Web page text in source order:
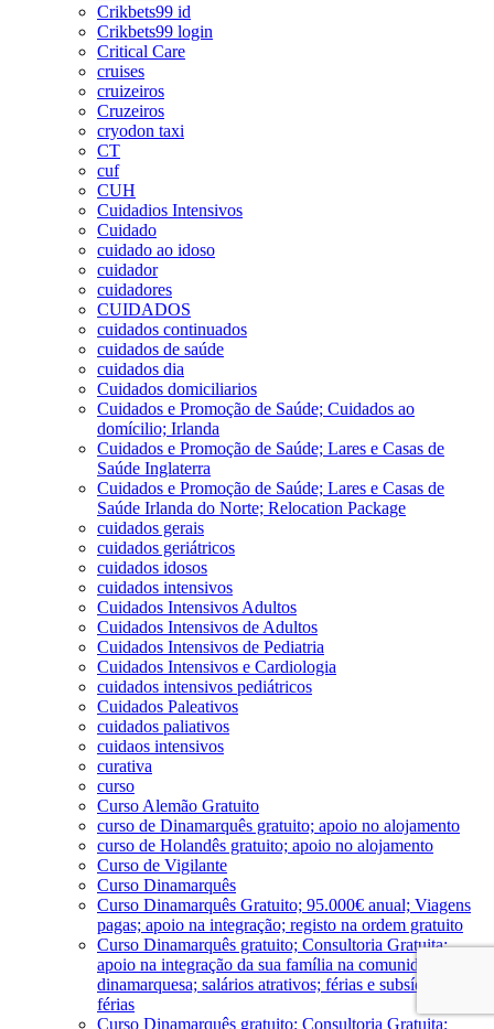
Crikbets99 id
Crikbets99 login
Critical Care
cruises
cruizeiros
Cruzeiros
cryodon taxi
CT
cuf
CUH
Cuidadios Intensivos
Cuidado
cuidado ao idoso
cuidador
cuidadores
CUIDADOS
cuidados continuados
cuidados de saúde
cuidados dia
Cuidados domiciliarios
Cuidados e Promoção de Saúde; Cuidados ao
domícilio; Irlanda
Cuidados e Promoção de Saúde; Lares e Casas de
Saúde Inglaterra
Cuidados e Promoção de Saúde; Lares e Casas de
Saúde Irlanda do Norte; Relocation Package
cuidados gerais
cuidados geriátricos
cuidados idosos
cuidados intensivos
Cuidados Intensivos Adultos
Cuidados Intensivos de Adultos
Cuidados Intensivos de Pediatria
Cuidados Intensivos e Cardiologia
cuidados intensivos pediátricos
Cuidados Paleativos
cuidados paliativos
cuidaos intensivos
curativa
curso
Curso Alemão Gratuito
curso de Dinamarquês gratuito; apoio no alojamento
curso de Holandês gratuito; apoio no alojamento
Curso de Vigilante
Curso Dinamarquês
Curso Dinamarquês Gratuito; 95.000€ anual; Viagens
pagas; apoio na integração; registo na ordem gratuito
Curso Dinamarquês gratuito; Consultoria Gratuita;
apoio na integração da sua família na comunidade
dinamarquesa; salários atrativos; férias e subsído de
férias
Curso Dinamarquês gratuito; Consultoria Gratuita;